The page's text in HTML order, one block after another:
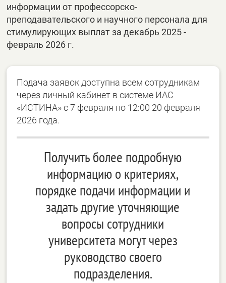
информации от профессорско-
преподавательского и научного персонала для
стимулирующих выплат за декабрь 2025 -
февраль 2026 г.
Подача заявок доступна всем сотрудникам
через личный кабинет в системе ИАС
«ИСТИНА» с 7 февраля по 12:00 20 февраля
2026 года.
Получить более подробную
информацию о критериях,
порядке подачи информации и
задать другие уточняющие
вопросы сотрудники
университета могут через
руководство своего
подразделения.